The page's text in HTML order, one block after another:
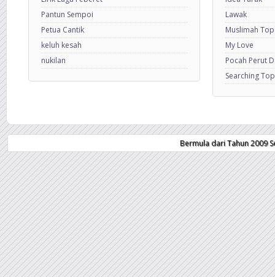
Pantun Sempoi
Petua Cantik
keluh kesah
nukilan
Lawak
Muslimah
My Love
Pocah Perut
Searching
Bermula dari Tahun 2009